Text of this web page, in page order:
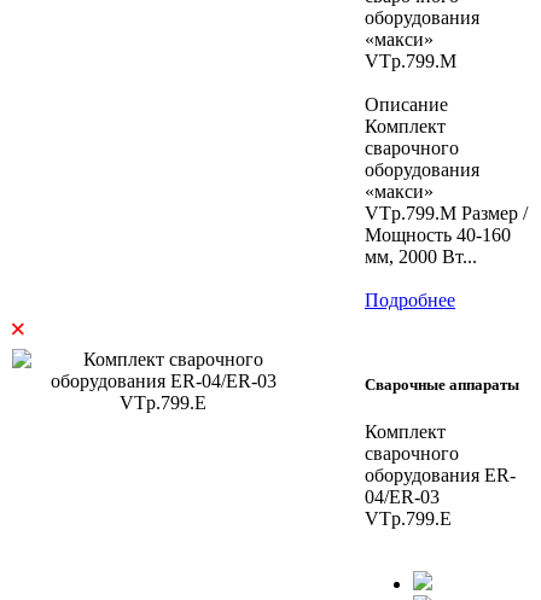
оборудования
«макси»
VTp.799.M
Описание
Комплект
сварочного
оборудования
«макси»
VTp.799.M Размер /
Мощность 40-160
мм, 2000 Вт...
Подробнее
×
Сварочные аппараты
Комплект
сварочного
оборудования ER-
04/ER-03
VTp.799.E